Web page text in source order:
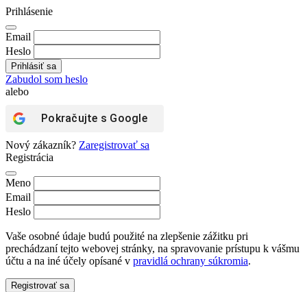
Prihlásenie
Email
Heslo
Zabudol som heslo
alebo
Pokračujte s Google
Nový zákazník? Zaregistrovať sa
Registrácia
Meno
Email
Heslo
Vaše osobné údaje budú použité na zlepšenie zážitku pri
prechádzaní tejto webovej stránky, na spravovanie prístupu k vášmu
účtu a na iné účely opísané v pravidlá ochrany súkromia.
Registrovať sa